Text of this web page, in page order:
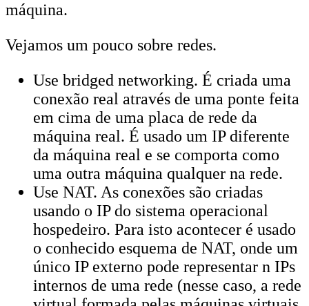
máquina.
Vejamos um pouco sobre redes.
Use bridged networking. É criada uma
conexão real através de uma ponte feita
em cima de uma placa de rede da
máquina real. É usado um IP diferente
da máquina real e se comporta como
uma outra máquina qualquer na rede.
Use NAT. As conexões são criadas
usando o IP do sistema operacional
hospedeiro. Para isto acontecer é usado
o conhecido esquema de NAT, onde um
único IP externo pode representar n IPs
internos de uma rede (nesse caso, a rede